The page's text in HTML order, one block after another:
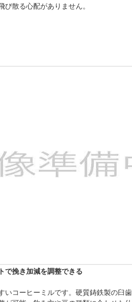
散る心配がありません。
で挽き加減を調整できる
いコーヒーミルです。硬質鋳鉄製の臼歯